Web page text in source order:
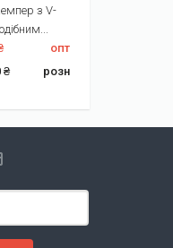
з V-
опт
₴
розн